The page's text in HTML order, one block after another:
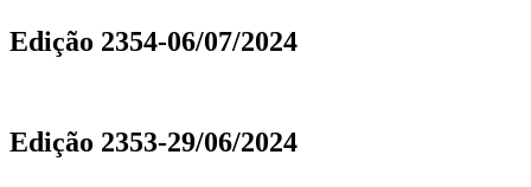
Edição 2354-06/07/2024
Edição 2353-29/06/2024